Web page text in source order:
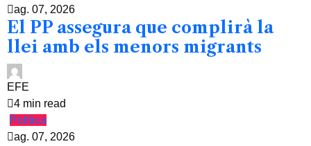
ag. 07, 2026
El PP assegura que complirà la
llei amb els menors migrants
EFE
4 min read
Política
ag. 07, 2026